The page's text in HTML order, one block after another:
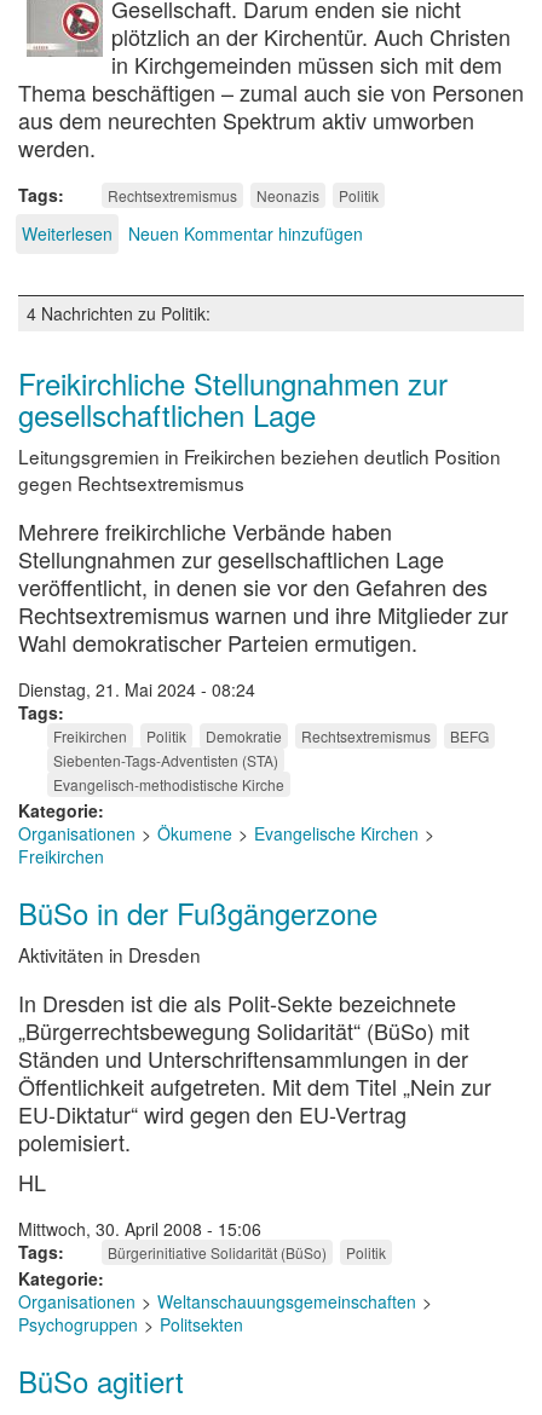
Gesellschaft. Darum enden sie nicht
plötzlich an der Kirchentür. Auch Christen
in Kirchgemeinden müssen sich mit dem
Thema beschäftigen – zumal auch sie von Personen
aus dem neurechten Spektrum aktiv umworben
werden.
Tags Rechtsextremismus Neonazis Politik
Weiterlesen über
begegnen
Neuen Kommentar hinzufügen
4 Nachrichten zu Politik:
Freikirchliche Stellungnahmen zur
gesellschaftlichen Lage
Leitungsgremien in Freikirchen beziehen deutlich Position
gegen Rechtsextremismus
Mehrere freikirchliche Verbände haben
Stellungnahmen zur gesellschaftlichen Lage
veröffentlicht, in denen sie vor den Gefahren des
Rechtsextremismus warnen und ihre Mitglieder zur
Wahl demokratischer Parteien ermutigen.
Dienstag, 21. Mai 2024 - 08:24
Tags
Freikirchen Politik Demokratie Rechtsextremismus
BEFG
Siebenten-Tags-Adventisten (STA)
Evangelisch-methodistische Kirche
Kategorie
Organisationen
Ökumene
Evangelische Kirchen
Freikirchen
BüSo in der Fußgängerzone
Aktivitäten in Dresden
In Dresden ist die als Polit-Sekte bezeichnete
„Bürgerrechtsbewegung Solidarität“ (BüSo) mit
Ständen und Unterschriftensammlungen in der
Öffentlichkeit aufgetreten. Mit dem Titel „Nein zur
EU-Diktatur“ wird gegen den EU-Vertrag
polemisiert.
HL
Mittwoch, 30. April 2008 - 15:06
Tags
Bürgerinitiative Solidarität (BüSo) Politik
Kategorie
Organisationen
Weltanschauungsgemeinschaften
Psychogruppen
Politsekten
BüSo agitiert